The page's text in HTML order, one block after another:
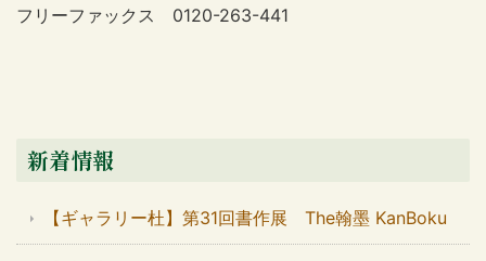
フリーファックス 0120-263-441
新着情報
【ギャラリー杜】第31回書作展 The翰墨 KanBoku